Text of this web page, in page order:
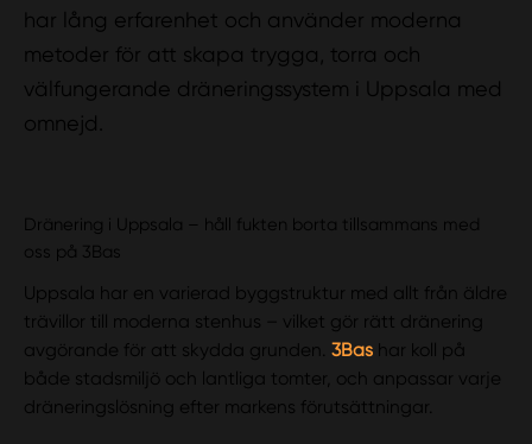
har lång erfarenhet och använder moderna
metoder för att skapa trygga, torra och
välfungerande dräneringssystem i Uppsala med
omnejd.
Dränering i Uppsala – håll fukten borta tillsammans med
oss på 3Bas
Uppsala har en varierad byggstruktur med allt från äldre
trävillor till moderna stenhus – vilket gör rätt dränering
avgörande för att skydda grunden.3Bas har koll på
både stadsmiljö och lantliga tomter, och anpassar varje
dräneringslösning efter markens förutsättningar.